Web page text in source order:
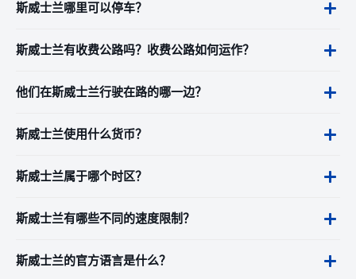
斯威士兰哪里可以停车？
斯威士兰有收费公路吗？收费公路如何运作？
他们在斯威士兰行驶在路的哪一边？
斯威士兰使用什么货币？
斯威士兰属于哪个时区？
斯威士兰有哪些不同的速度限制？
斯威士兰的官方语言是什么？